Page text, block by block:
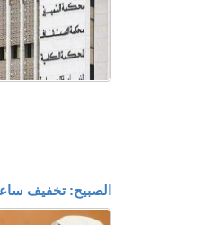
الصبيح: تخفيف